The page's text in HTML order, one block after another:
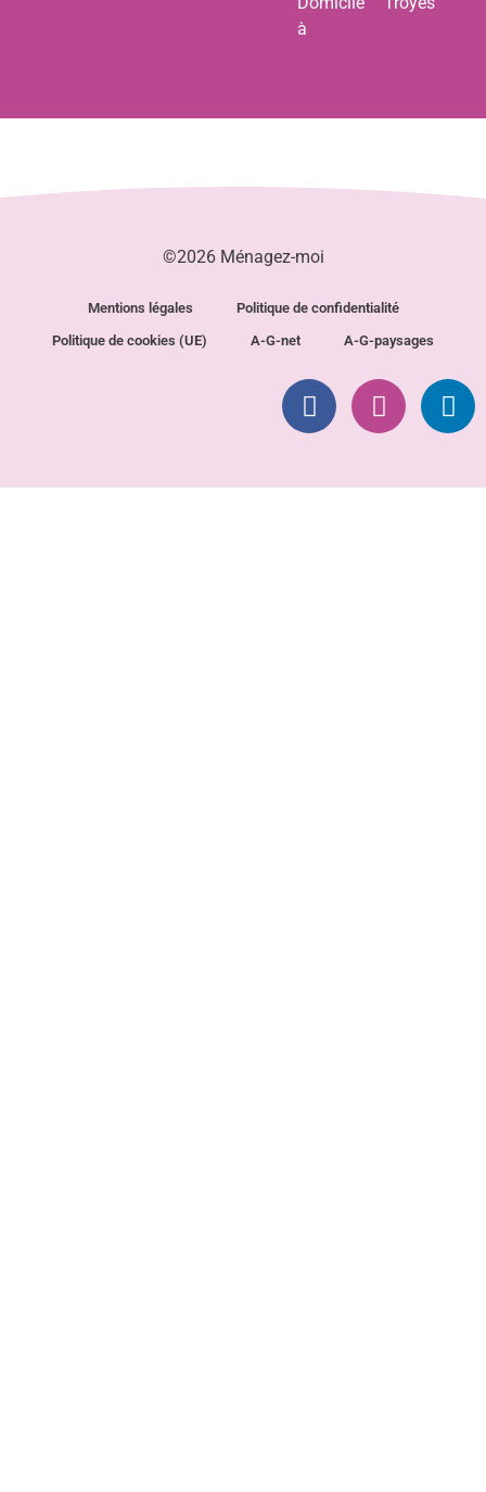
à
©2026 Ménagez-moi
Mentions légales
Politique de confidentialité
Politique de cookies (UE)
A-G-net A-G-paysages